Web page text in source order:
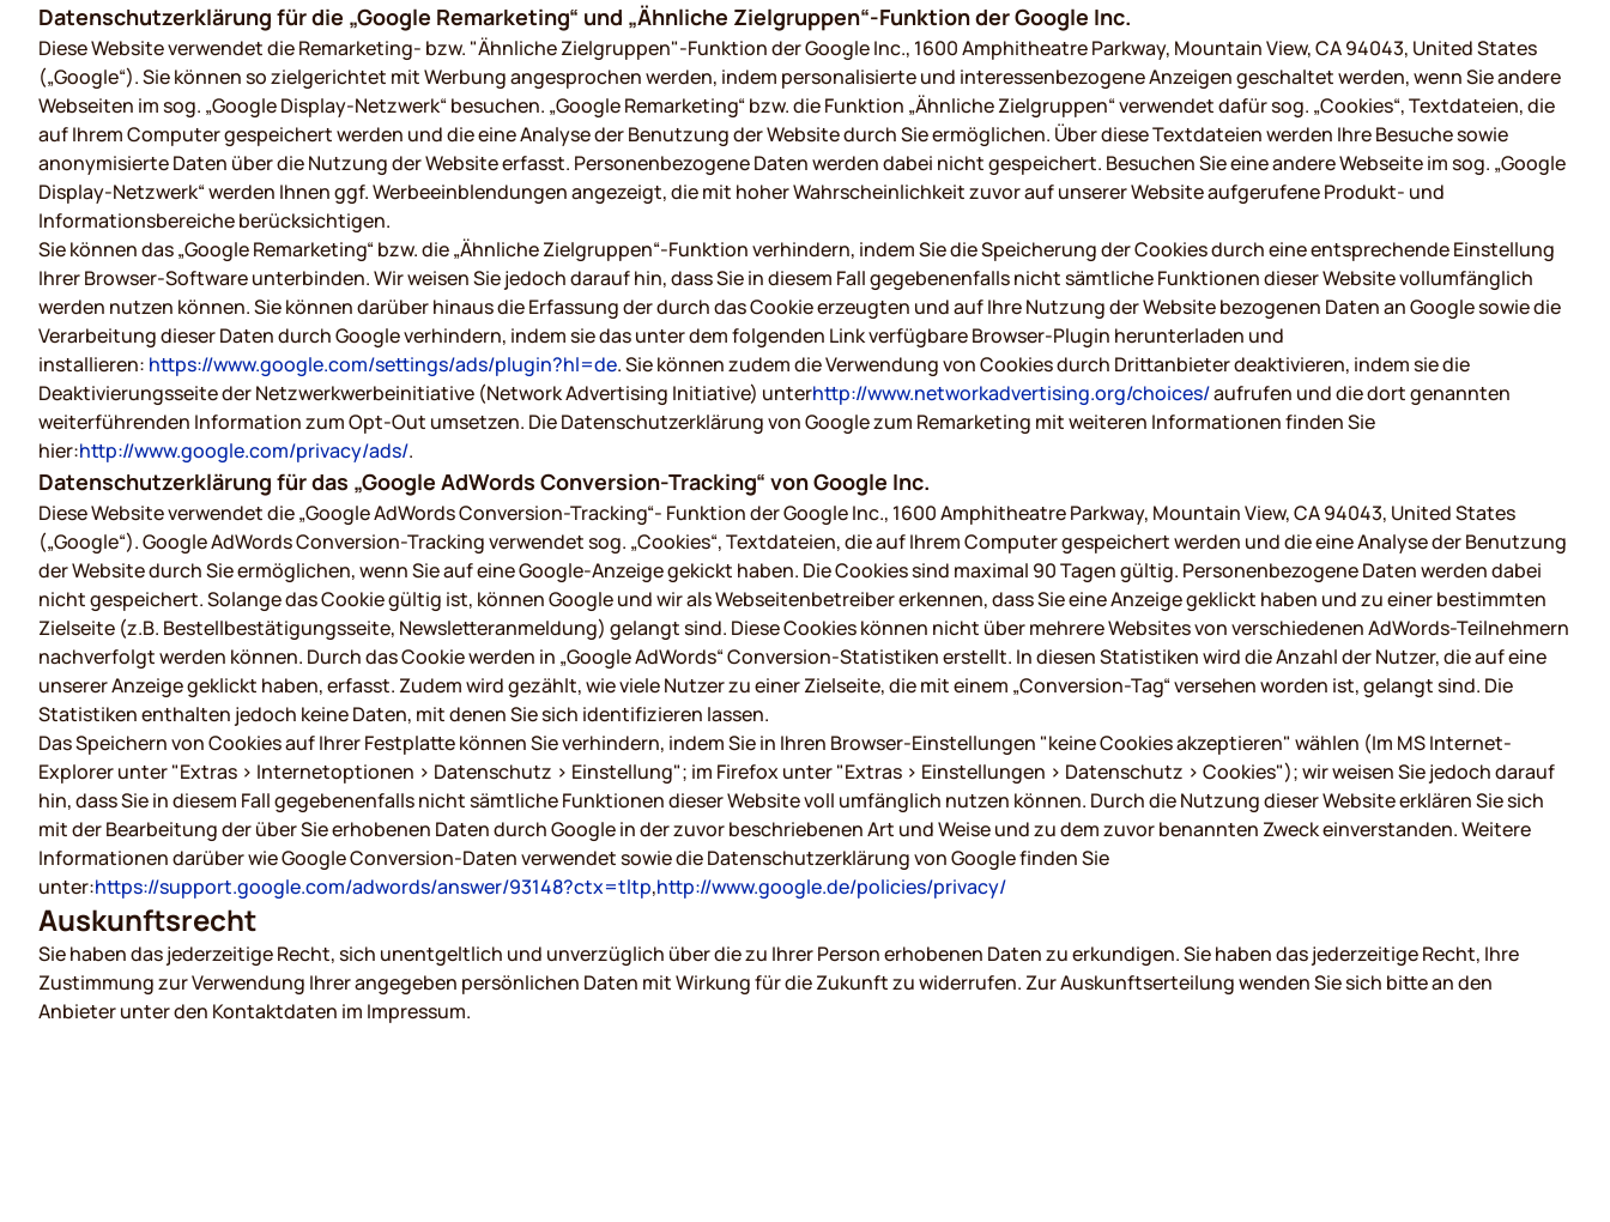
Datenschutzerklärung für die „Google Remarketing“ und „Ähnliche Zielgruppen“-Funktion der Google Inc.
Diese Website verwendet die Remarketing- bzw. "Ähnliche Zielgruppen"-Funktion der Google Inc., 1600 Amphitheatre Parkway, Mountain View, CA 94043, United States
(„Google“). Sie können so zielgerichtet mit Werbung angesprochen werden, indem personalisierte und interessenbezogene Anzeigen geschaltet werden, wenn Sie andere
Webseiten im sog. „Google Display-Netzwerk“ besuchen. „Google Remarketing“ bzw. die Funktion „Ähnliche Zielgruppen“ verwendet dafür sog. „Cookies“, Textdateien, die
auf Ihrem Computer gespeichert werden und die eine Analyse der Benutzung der Website durch Sie ermöglichen. Über diese Textdateien werden Ihre Besuche sowie
anonymisierte Daten über die Nutzung der Website erfasst. Personenbezogene Daten werden dabei nicht gespeichert. Besuchen Sie eine andere Webseite im sog. „Google
Display-Netzwerk“ werden Ihnen ggf. Werbeeinblendungen angezeigt, die mit hoher Wahrscheinlichkeit zuvor auf unserer Website aufgerufene Produkt- und
Informationsbereiche berücksichtigen.
Sie können das „Google Remarketing“ bzw. die „Ähnliche Zielgruppen“-Funktion verhindern, indem Sie die Speicherung der Cookies durch eine entsprechende Einstellung
Ihrer Browser-Software unterbinden. Wir weisen Sie jedoch darauf hin, dass Sie in diesem Fall gegebenenfalls nicht sämtliche Funktionen dieser Website vollumfänglich
werden nutzen können. Sie können darüber hinaus die Erfassung der durch das Cookie erzeugten und auf Ihre Nutzung der Website bezogenen Daten an Google sowie die
Verarbeitung dieser Daten durch Google verhindern, indem sie das unter dem folgenden Link verfügbare Browser-Plugin herunterladen und
installieren: https://www.google.com/settings/ads/plugin?hl=de. Sie können zudem die Verwendung von Cookies durch Drittanbieter deaktivieren, indem sie die
Deaktivierungsseite der Netzwerkwerbeinitiative (Network Advertising Initiative) unterhttp://www.networkadvertising.org/choices/aufrufen und die dort genannten
weiterführenden Information zum Opt-Out umsetzen. Die Datenschutzerklärung von Google zum Remarketing mit weiteren Informationen finden Sie
hier:http://www.google.com/privacy/ads/.
Datenschutzerklärung für das „Google AdWords Conversion-Tracking“ von Google Inc.
Diese Website verwendet die „Google AdWords Conversion-Tracking“- Funktion der Google Inc., 1600 Amphitheatre Parkway, Mountain View, CA 94043, United States
(„Google“). Google AdWords Conversion-Tracking verwendet sog. „Cookies“, Textdateien, die auf Ihrem Computer gespeichert werden und die eine Analyse der Benutzung
der Website durch Sie ermöglichen, wenn Sie auf eine Google-Anzeige gekickt haben. Die Cookies sind maximal 90 Tagen gültig. Personenbezogene Daten werden dabei
nicht gespeichert. Solange das Cookie gültig ist, können Google und wir als Webseitenbetreiber erkennen, dass Sie eine Anzeige geklickt haben und zu einer bestimmten
Zielseite (z.B. Bestellbestätigungsseite, Newsletteranmeldung) gelangt sind. Diese Cookies können nicht über mehrere Websites von verschiedenen AdWords-Teilnehmern
nachverfolgt werden können. Durch das Cookie werden in „Google AdWords“ Conversion-Statistiken erstellt. In diesen Statistiken wird die Anzahl der Nutzer, die auf eine
unserer Anzeige geklickt haben, erfasst. Zudem wird gezählt, wie viele Nutzer zu einer Zielseite, die mit einem „Conversion-Tag“ versehen worden ist, gelangt sind. Die
Statistiken enthalten jedoch keine Daten, mit denen Sie sich identifizieren lassen.
Das Speichern von Cookies auf Ihrer Festplatte können Sie verhindern, indem Sie in Ihren Browser-Einstellungen "keine Cookies akzeptieren" wählen (Im MS Internet-
Explorer unter "Extras > Internetoptionen > Datenschutz > Einstellung"; im Firefox unter "Extras > Einstellungen > Datenschutz > Cookies"); wir weisen Sie jedoch darauf
hin, dass Sie in diesem Fall gegebenenfalls nicht sämtliche Funktionen dieser Website voll umfänglich nutzen können. Durch die Nutzung dieser Website erklären Sie sich
mit der Bearbeitung der über Sie erhobenen Daten durch Google in der zuvor beschriebenen Art und Weise und zu dem zuvor benannten Zweck einverstanden. Weitere
Informationen darüber wie Google Conversion-Daten verwendet sowie die Datenschutzerklärung von Google finden Sie
unter:https://support.google.com/adwords/answer/93148?ctx=tltp,http://www.google.de/policies/privacy/
Auskunftsrecht
Sie haben das jederzeitige Recht, sich unentgeltlich und unverzüglich über die zu Ihrer Person erhobenen Daten zu erkundigen. Sie haben das jederzeitige Recht, Ihre
Zustimmung zur Verwendung Ihrer angegeben persönlichen Daten mit Wirkung für die Zukunft zu widerrufen. Zur Auskunftserteilung wenden Sie sich bitte an den
Anbieter unter den Kontaktdaten im Impressum.